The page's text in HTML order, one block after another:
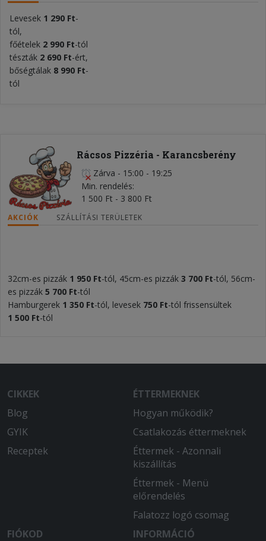
Levesek 1 290 Ft-
tól,
főételek 2 990 Ft-tól
tészták 2 690 Ft-ért,
bőségtálak 8 990 Ft-
tól
Rácsos Pizzéria - Karancsberény
Zárva - 15:00 - 19:25
Min. rendelés
1 500 Ft - 3 800 Ft
AKCIÓK SZÁLLÍTÁSI TERÜLETEK
32cm-es pizzák 1 950 Ft-tól, 45cm-es pizzák 3 700 Ft-tól, 56cm-
es pizzák 5 700 Ft-tól
Hamburgerek 1 350 Ft-tól, levesek 750 Ft-tól frissensültek
1 500 Ft-tól
CIKKEK
Blog
GYIK
Receptek
ÉTTERMEKNEK
Hogyan működik?
Csatlakozás éttermeknek
Éttermek - Azonnali
kiszállítás
Éttermek - Menü
előrendelés
Falatozz logó csomag
FIÓKOD
INFORMÁCIÓ